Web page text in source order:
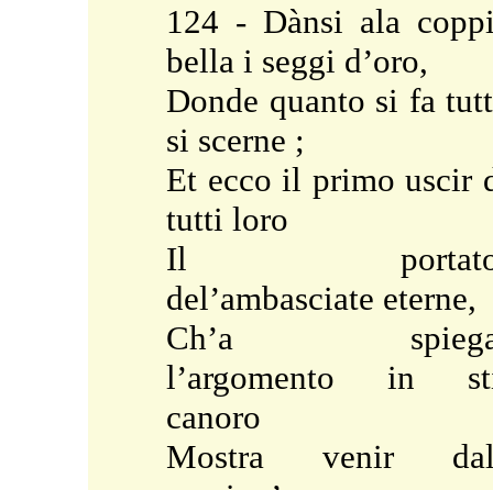
124 - Dànsi ala
bella i seggi d’oro,
Donde quanto si fa
si scerne ;
Et ecco il primo uscir
tutti loro
Il
del’ambasciate eterne,
Ch’a
l’argomento in
canoro
Mostra venir